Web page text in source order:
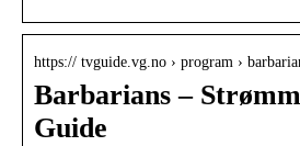
https:// tvguide.vg.no › program ›
Barbarians –
Guide